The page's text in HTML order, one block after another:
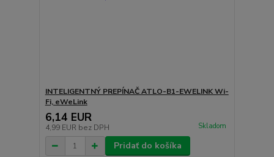
INTELIGENTNÝ PREPÍNAČ ATLO-B1-EWELINK Wi-
Fi, eWeLink
6,14 EUR
4,99 EUR bez DPH Skladom
Pridať do košíka